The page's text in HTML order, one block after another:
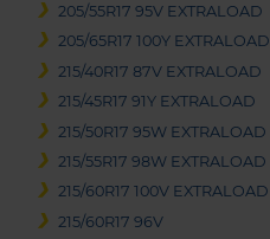
205/55R17 95V EXTRALOAD
205/65R17 100Y EXTRALOAD
215/40R17 87V EXTRALOAD
215/45R17 91Y EXTRALOAD
215/50R17 95W EXTRALOAD
215/55R17 98W EXTRALOAD
215/60R17 100V EXTRALOAD
215/60R17 96V